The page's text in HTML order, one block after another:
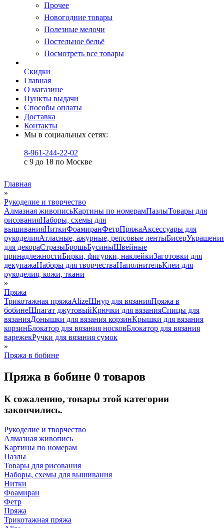
Прочее
Новогодние товары
Полезные мелочи
Постельное бельё
Посмотреть все товары
Скидки
Главная
О магазине
Пункты выдачи
Способы оплаты
Доставка
Контакты
Мы в социальных сетях:
8-961-244-22-02
с 9 до 18 по Москве
Главная
»
Рукоделие и творчество
Алмазная живописьКартины по номерамПазлыТовары для
рисованияНаборы, схемы для
вышиванияНиткиФоамиранФетрПряжаАксессуары для
рукоделияАтласные, ажурные, репсовые лентыБисер
для декораСтразыБрошьБусиныШвейные
принадлежностиБирки, фигурки, наклейкиЗаготовки для
декупажаНаборы для творчестваНаполнительКлеи для
рукоделия, кожи, ткани
»
Пряжа
Трикотажная пряжаAlizeШнур для вязанияПряжа в
бобинеШпагат джутовыйКрючки для вязанияСпицы для
вязанияДонышки для вязания корзинКрышки для вязания
корзинБлокатор для вязания носковБлокатор для вязания
варежекРучки для вязания сумок
»
Пряжа в бобине
Пряжа в бобине 0 товаров
К сожалению, товары этой категории
закончились.
Рукоделие и творчество
Алмазная живопись
Картины по номерам
Пазлы
Товары для рисования
Наборы, схемы для вышивания
Нитки
Фоамиран
Фетр
Пряжа
Трикотажная пряжа